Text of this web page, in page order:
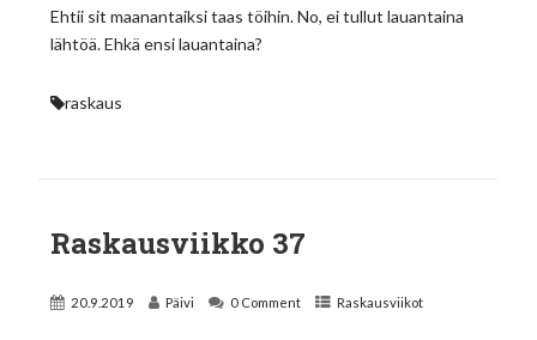
Ehtii sit maanantaiksi taas töihin. No, ei tullut lauantaina
lähtöä. Ehkä ensi lauantaina?
raskaus
Raskausviikko 37
20.9.2019 Päivi 0 Comment Raskausviikot